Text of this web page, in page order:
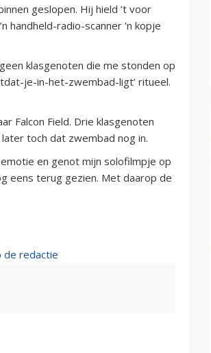
geslopen. Hij hield ’t voor
handheld-radio-scanner ’n kopje
klasgenoten die me stonden op
je-in-het-zwembad-ligt’ ritueel.
Falcon Field. Drie klasgenoten
toch dat zwembad nog in.
en genot mijn solofilmpje op
eens terug gezien. Met daarop de
de redactie